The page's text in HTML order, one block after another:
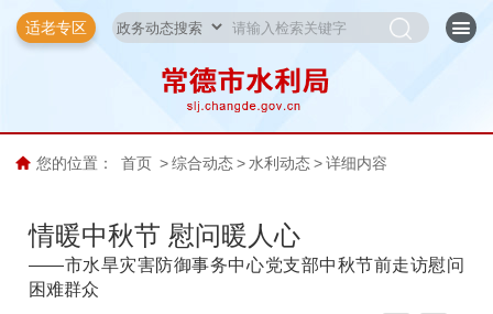
适老专区
您的位置： 首页 > 综合动态 > 水利动态 > 详细内容
情暖中秋节 慰问暖人心
——市水旱灾害防御事务中心党支部中秋节前走访慰问
困难群众